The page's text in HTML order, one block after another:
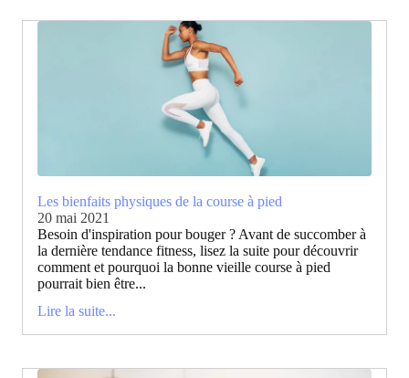
Les bienfaits physiques de la course à pied
20 mai 2021
Besoin d'inspiration pour bouger ? Avant de succomber à
la dernière tendance fitness, lisez la suite pour découvrir
comment et pourquoi la bonne vieille course à pied
pourrait bien être...
Lire la suite...